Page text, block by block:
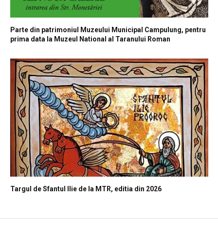
Parte din patrimoniul Muzeului Municipal Campulung, pentru
prima data la Muzeul National al Taranului Roman
Targul de Sfantul Ilie de la MTR, editia din 2026